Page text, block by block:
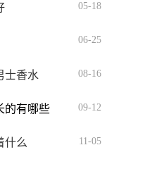
05-18
06-25
士香水 08-16
的有哪些 09-12
什么 11-05